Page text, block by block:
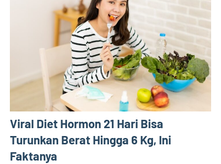
Viral Diet Hormon 21 Hari Bisa
Turunkan Berat Hingga 6 Kg, Ini
Faktanya